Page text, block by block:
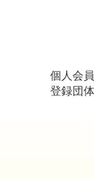
個人会
登録団